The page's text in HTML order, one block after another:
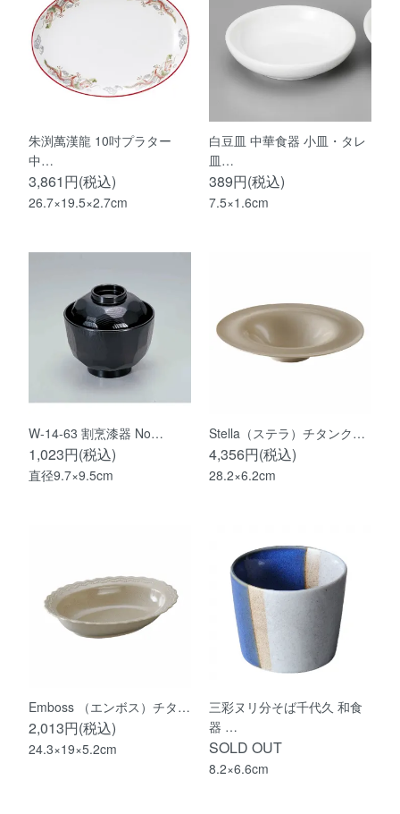
朱渕萬漢龍 10吋プラター
中…
3,861円(税込)
26.7×19.5×2.7cm
白豆皿 中華食器 小皿・タレ
皿…
389円(税込)
7.5×1.6cm
W-14-63 割烹漆器 No…
1,023円(税込)
直径9.7×9.5cm
Stella（ステラ）チタンク…
4,356円(税込)
28.2×6.2cm
Emboss （エンボス）チタ…
2,013円(税込)
24.3×19×5.2cm
三彩ヌリ分そば千代久 和食
器 …
SOLD OUT
8.2×6.6cm